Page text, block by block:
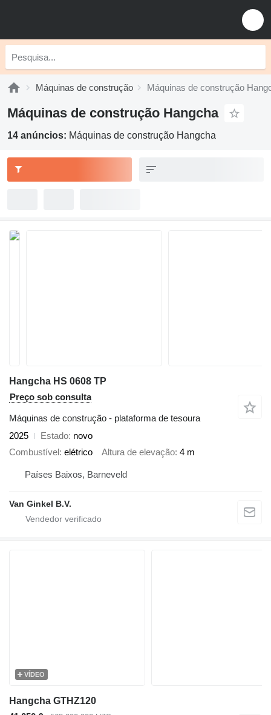
Máquinas de construção Máquinas de construção
Máquinas de construção Hangcha
14 anúncios: Máquinas de construção Hangcha
Hangcha HS 0608 TP
Preço sob consulta
Máquinas de construção - plataforma de tesoura
2025
Estado novo
Combustível elétrico Altura de elevação 4 m
Países Baixos, Barneveld
Van Ginkel B.V.
VÍDEO
Hangcha GTHZ120